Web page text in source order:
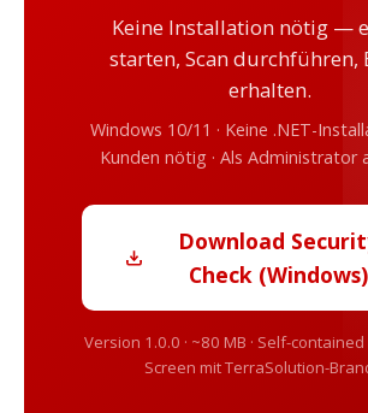
Keine Installation nötig —
starten, Scan durchführen,
erhalten.
Windows 10/11 · Keine .NET-
Kunden nötig · Als Administrator
Download
Check (Windows)
Version 1.0.0 · ~80 MB · Self-contained
Screen mit TerraSolution-